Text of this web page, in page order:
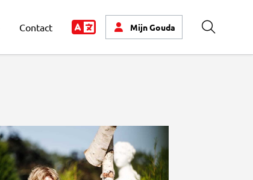
Contact MijnGouda Zoeken